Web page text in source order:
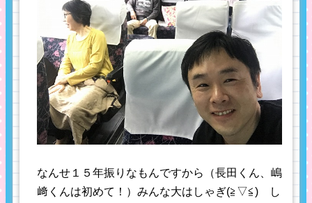
なんせ１５年振りなもんですから（長田くん、嶋
﨑くんは初めて！）みんな大はしゃぎ(≧▽≦) し